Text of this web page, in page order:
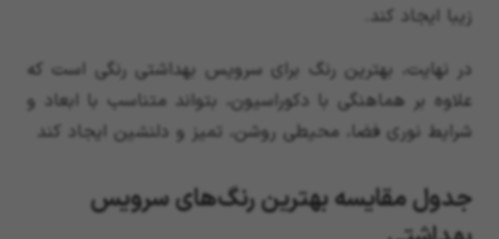
زیبا ایجاد کند.
در نهایت، بهترین رنگ برای سرویس بهداشتی رنگی است که
علاوه بر هماهنگی با دکوراسیون، بتواند متناسب با ابعاد و
شرایط نوری فضا، محیطی روشن، تمیز و دلنشین ایجاد کند
جدول مقایسه بهترین رنگ‌های سرویس